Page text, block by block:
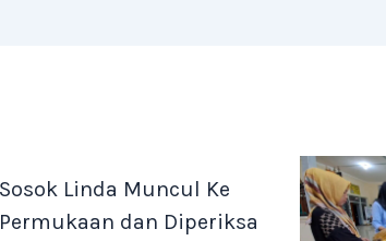
Sosok Linda Muncul Ke
Permukaan dan Diperiksa